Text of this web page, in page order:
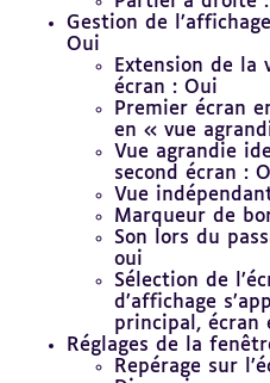
Gestion de
Oui
Extension de la
écran : Oui
Premier écran
en « vue
Vue agrandie
second écran :
Vue
Marqueur de
Son lors du
oui
Sélection de
d’affichage
principal, écran
Réglages de la
Repérage sur